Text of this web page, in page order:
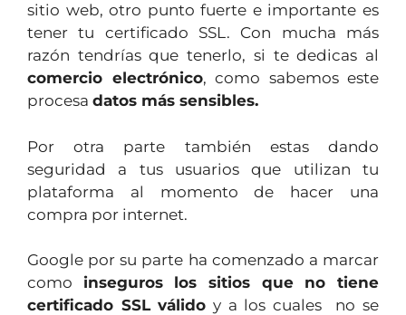
sitio web, otro punto fuerte e importante es
tener tu certificado SSL. Con mucha más
razón tendrías que tenerlo, si te dedicas al
comercio electrónico, como sabemos este
procesa datos más sensibles.
Por otra parte también estas dando
seguridad a tus usuarios que utilizan tu
plataforma al momento de hacer una
compra por internet.
Google por su parte ha comenzado a marcar
como inseguros los sitios que no tiene
certificado SSL válido y a los cuales no se